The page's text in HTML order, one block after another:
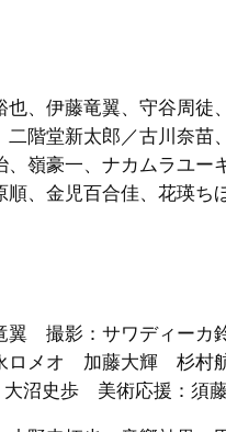
、伊藤竜翼、守谷周徒
階堂新太郎／古川奈苗
嶺豪一、ナカムラユー
、金児百合佳、花瑛ち
撮影：サワディー
メオ 加藤大輝 杉村
沼史歩 美術応援：須